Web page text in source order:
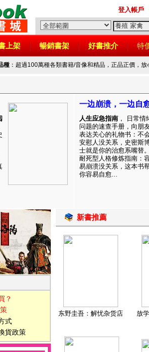
登入帳戶
上架 暢銷書架 好書推介 特
種 ：超過100萬種各類書籍/音像和精品，正品正價，
一边崩溃，一边自
人生应急指南 ， 日常情
问题的速查手册，向朋
表达关心的礼物书：不
安慰人没关系，史密斯
士就是你的治愈系嘴替
耐死型人格修炼指南：
易崩溃没关系，这本书
你容易自愈...
？
式
貨政策
新書推薦
东野圭吾：解忧杂货店 放